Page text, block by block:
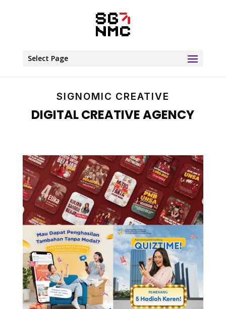
Select Page
SIGNOMIC CREATIVE
DIGITAL CREATIVE AGENCY